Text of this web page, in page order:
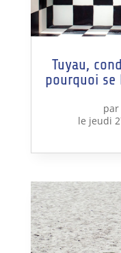
Tuyau,
pourquoi
le jeudi